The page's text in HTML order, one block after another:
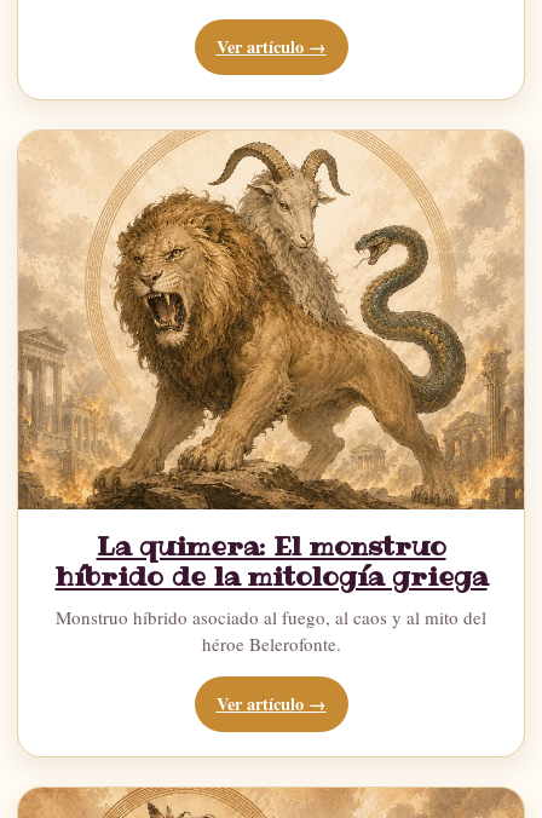
Ver artículo →
La quimera: El monstruo
híbrido de la mitología griega
Monstruo híbrido asociado al fuego, al caos y al mito del
héroe Belerofonte.
Ver artículo →